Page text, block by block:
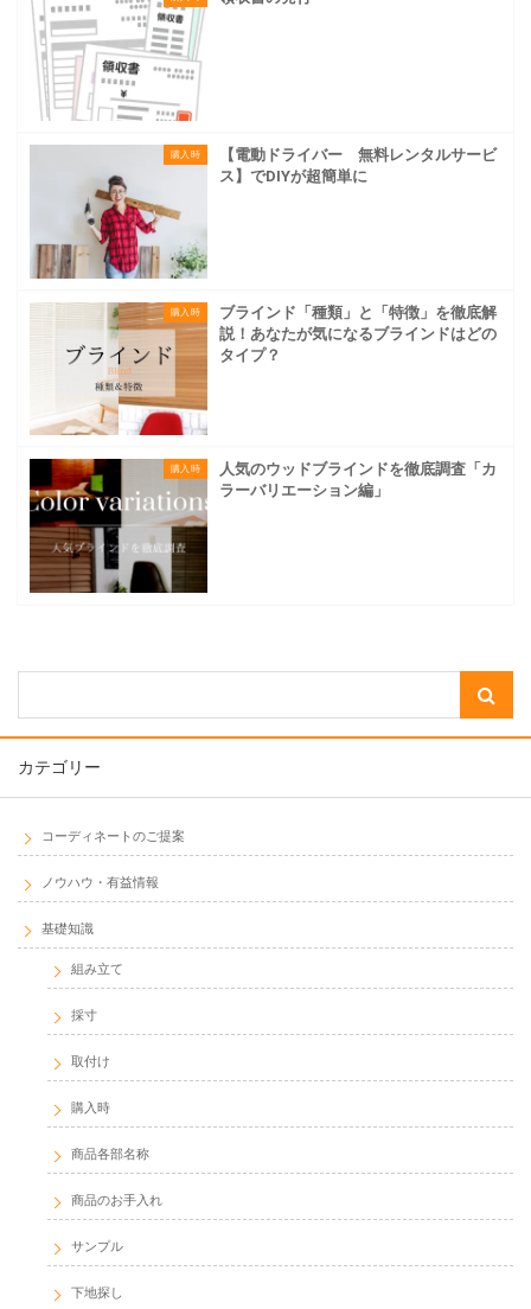
購入時
【電動ドライバー 無料レンタルサービ
ス】でDIYが超簡単に
購入時
ブラインド「種類」と「特徴」を徹底解
説！あなたが気になるブラインドはどの
タイプ？
購入時
人気のウッドブラインドを徹底調査「カ
ラーバリエーション編」
カテゴリー
コーディネートのご提案
ノウハウ・有益情報
基礎知識
組み立て
採寸
取付け
購入時
商品各部名称
商品のお手入れ
サンプル
下地探し